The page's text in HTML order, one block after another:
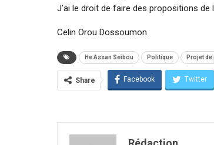
J’ai le droit de faire des propositions de
Celin Orou Dossoumon
He Assan Seibou Politique Projet
Share Facebook Twitter